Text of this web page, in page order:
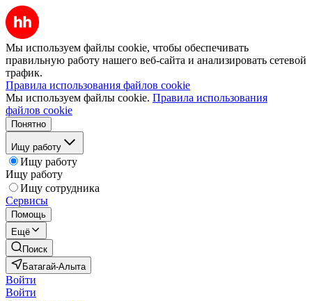
Мы используем файлы cookie, чтобы обеспечивать
правильную работу нашего веб-сайта и анализировать сетевой
трафик.
Правила использования файлов cookie
Мы используем файлы cookie. Правила использования
файлов cookie
Понятно
Ищу работу
Ищу работу
Ищу работу
Ищу сотрудника
Сервисы
Помощь
Ещё
Поиск
Батагай-Алыта
Войти
Войти